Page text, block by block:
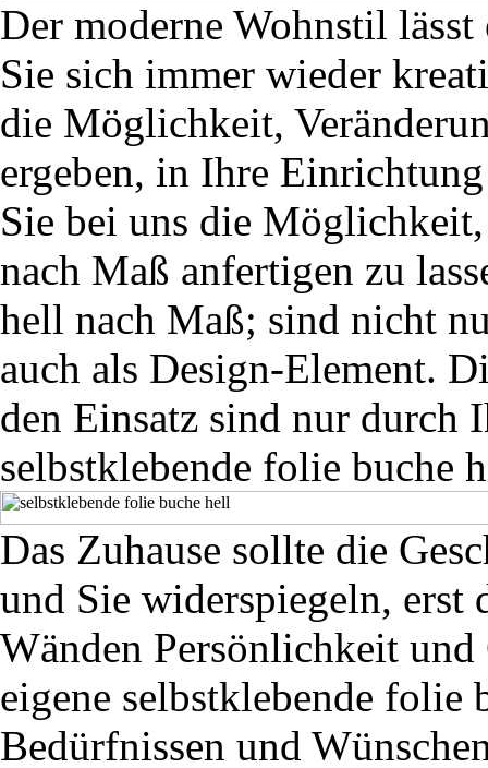
Der moderne Wohnstil
Sie sich immer wieder
die Möglichkeit,
ergeben, in Ihre
Sie bei uns die
nach Maß anfertigen zu
hell nach Maß; sind nicht
auch als Design-Element.
den Einsatz sind nur durch
selbstklebende folie buche
Das Zuhause sollte die
und Sie widerspiegeln, erst
Wänden Persönlichkeit
eigene selbstklebende folie
Bedürfnissen und